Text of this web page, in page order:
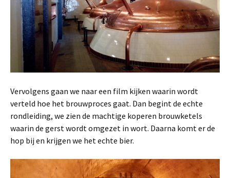
Vervolgens gaan we naar een film kijken waarin wordt
verteld hoe het brouwproces gaat. Dan begint de echte
rondleiding, we zien de machtige koperen brouwketels
waarin de gerst wordt omgezet in wort. Daarna komt er de
hop bij en krijgen we het echte bier.